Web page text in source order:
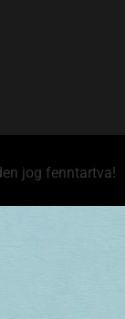
jog fenntartva!